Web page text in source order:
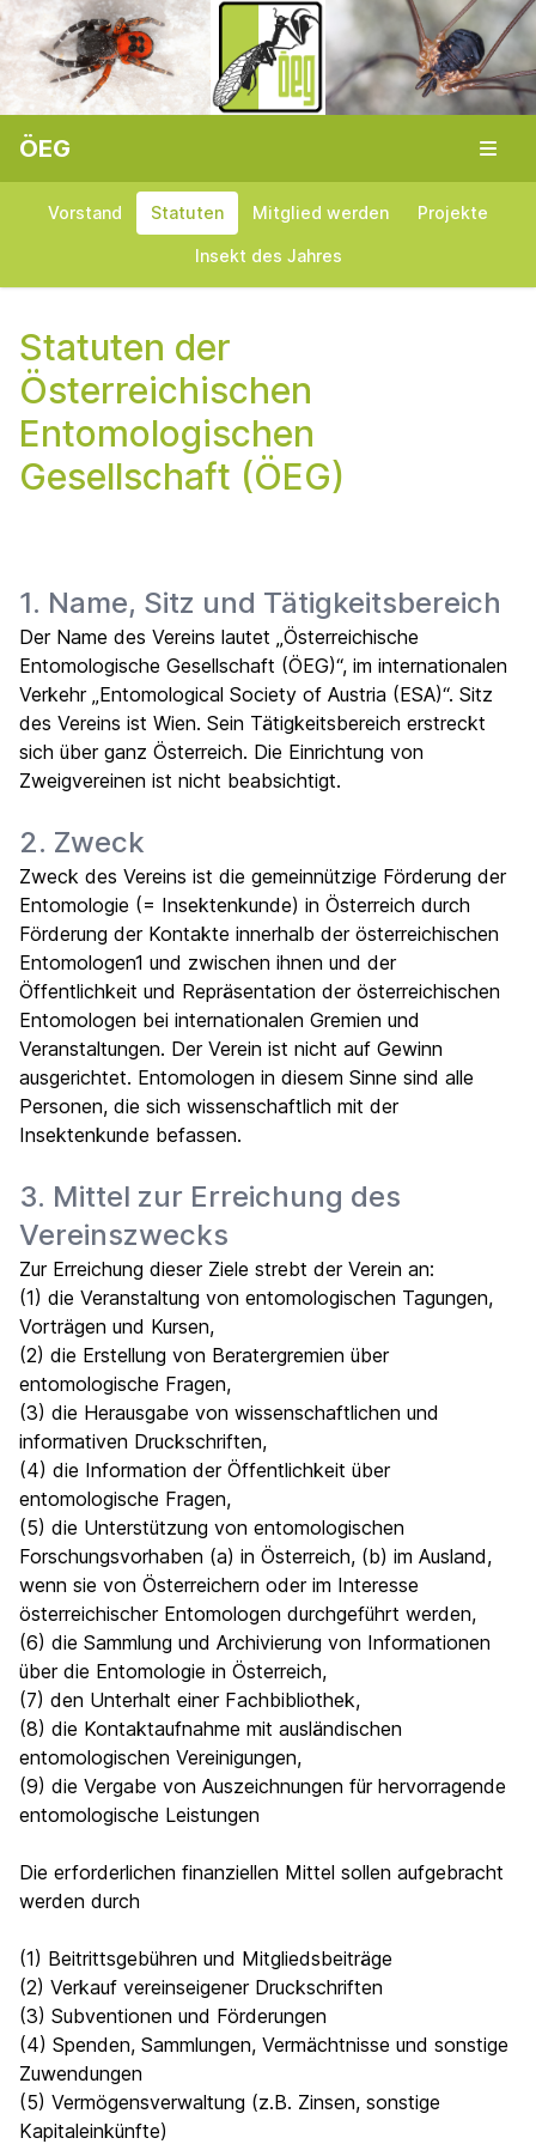
ÖEG
Vorstand Statuten Mitglied werden Projekte
Insekt des Jahres
Statuten der
Österreichischen
Entomologischen
Gesellschaft (ÖEG)
1. Name, Sitz und Tätigkeitsbereich
Der Name des Vereins lautet „Österreichische
Entomologische Gesellschaft (ÖEG)“, im internationalen
Verkehr „Entomological Society of Austria (ESA)“. Sitz
des Vereins ist Wien. Sein Tätigkeitsbereich erstreckt
sich über ganz Österreich. Die Einrichtung von
Zweigvereinen ist nicht beabsichtigt.
2. Zweck
Zweck des Vereins ist die gemeinnützige Förderung der
Entomologie (= Insektenkunde) in Österreich durch
Förderung der Kontakte innerhalb der österreichischen
Entomologen1 und zwischen ihnen und der
Öffentlichkeit und Repräsentation der österreichischen
Entomologen bei internationalen Gremien und
Veranstaltungen. Der Verein ist nicht auf Gewinn
ausgerichtet. Entomologen in diesem Sinne sind alle
Personen, die sich wissenschaftlich mit der
Insektenkunde befassen.
3. Mittel zur Erreichung des
Vereinszwecks
Zur Erreichung dieser Ziele strebt der Verein an:
(1) die Veranstaltung von entomologischen Tagungen,
Vorträgen und Kursen,
(2) die Erstellung von Beratergremien über
entomologische Fragen,
(3) die Herausgabe von wissenschaftlichen und
informativen Druckschriften,
(4) die Information der Öffentlichkeit über
entomologische Fragen,
(5) die Unterstützung von entomologischen
Forschungsvorhaben (a) in Österreich, (b) im Ausland,
wenn sie von Österreichern oder im Interesse
österreichischer Entomologen durchgeführt werden,
(6) die Sammlung und Archivierung von Informationen
über die Entomologie in Österreich,
(7) den Unterhalt einer Fachbibliothek,
(8) die Kontaktaufnahme mit ausländischen
entomologischen Vereinigungen,
(9) die Vergabe von Auszeichnungen für hervorragende
entomologische Leistungen
Die erforderlichen finanziellen Mittel sollen aufgebracht
werden durch
(1) Beitrittsgebühren und Mitgliedsbeiträge
(2) Verkauf vereinseigener Druckschriften
(3) Subventionen und Förderungen
(4) Spenden, Sammlungen, Vermächtnisse und sonstige
Zuwendungen
(5) Vermögensverwaltung (z.B. Zinsen, sonstige
Kapitaleinkünfte)